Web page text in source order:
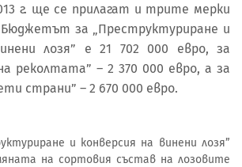
г. ще се прилагат и трите мерки
за „Преструктуриране и
лозя” е 21 702 000 евро, за
реколтата” – 2 370 000 евро, а за
страни” – 2 670 000 евро.
и конверсия на винени лозя”
на сортовия състав на лозовите